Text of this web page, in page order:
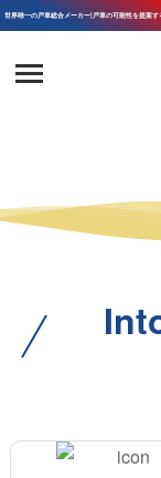
世界唯一の戸車総合メーカー|戸車の可能性を提案